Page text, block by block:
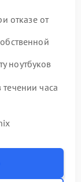
отказе от
ноутбуков
часа